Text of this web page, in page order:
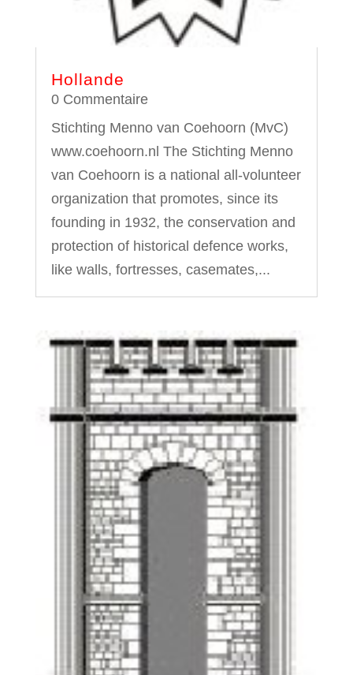
Hollande
0 Commentaire
Stichting Menno van Coehoorn (MvC)
www.coehoorn.nl The Stichting Menno
van Coehoorn is a national all-volunteer
organization that promotes, since its
founding in 1932, the conservation and
protection of historical defence works,
like walls, fortresses, casemates,...